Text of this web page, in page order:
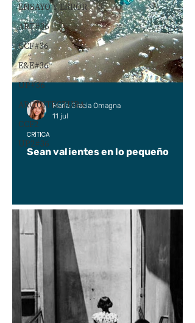
ENSAYO Y ERROR
ART#36
CCF#36
E&E#36
UP#36
ARQUITECTURA
CCF2
UP2#36
Sean valientes en lo pequeño
CRÍTICA
María Gracia Omagna
11 jul